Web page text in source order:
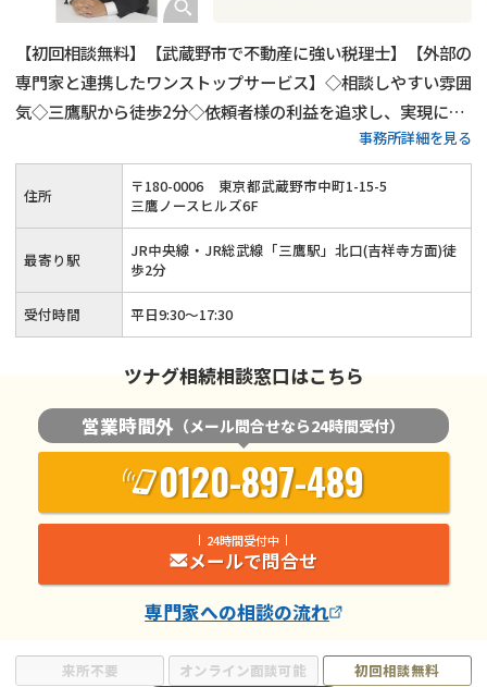
【初回相談無料】【武蔵野市で不動産に強い税理士】【外部の
専門家と連携したワンストップサービス】◇相談しやすい雰囲
気◇三鷹駅から徒歩2分◇依頼者様の利益を追求し、実現に全
事務所詳細を見る
来所不要 オンライン面談可能 初回相談無料
住所 〒180-0006
東京都武蔵野市中町1-15-5
三鷹ノースヒルズ6F
最寄り駅
JR中央線・JR総武線「三鷹駅」北口(吉祥寺方面)徒
歩2分
受付時間 平日9:30～17:30
ツナグ相続相談窓口はこちら
営業時間外 （メール問合せなら24時間受付）
0120-897-489
24時間受付中
メールで問合せ
専門家への相談の流れ